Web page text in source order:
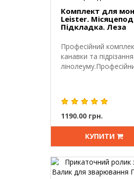
Комплект для
Leister.
Підкладка. Леза
Професійний
канавки та
1190.00 грн.
КУПИТИ